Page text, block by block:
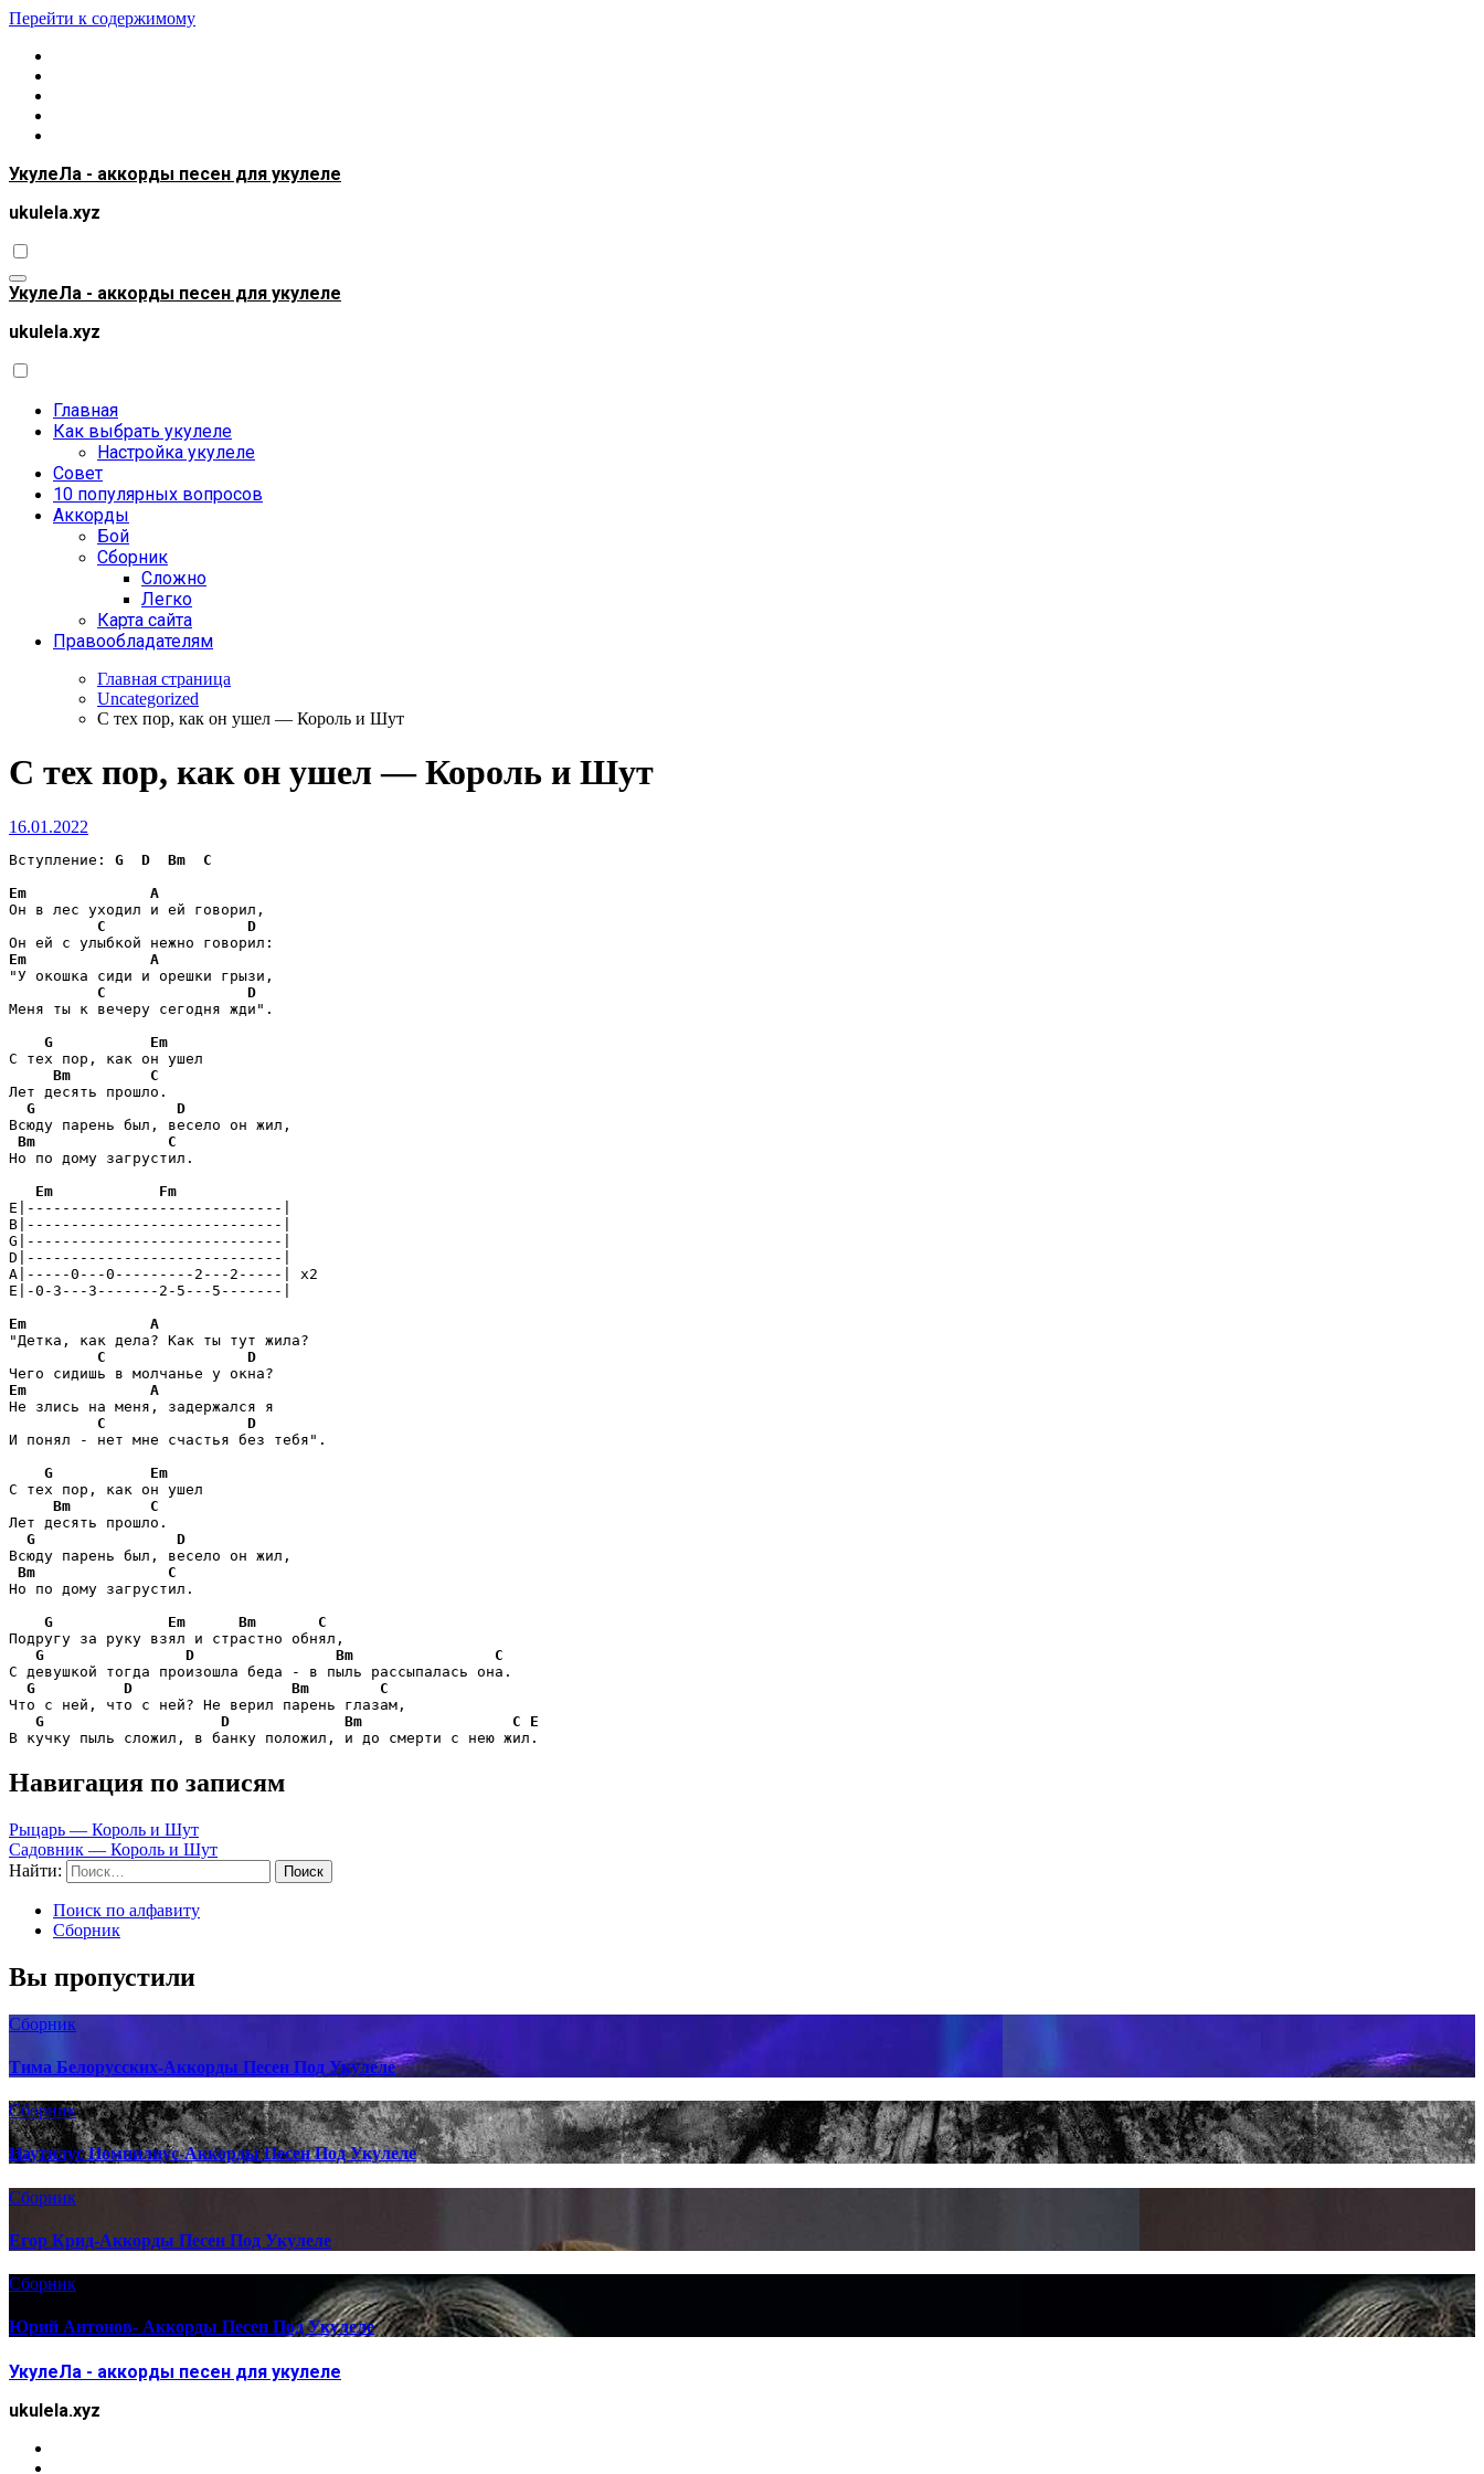
Перейти к содержимому
УкулеЛа - аккорды песен для укулеле
ukulela.xyz
УкулеЛа - аккорды песен для укулеле
ukulela.xyz
Главная
Как выбрать укулеле
Настройка укулеле
Совет
10 популярных вопросов
Аккорды
Бой
Сборник
Сложно
Легко
Карта сайта
Правообладателям
Главная страница
Uncategorized
С тех пор, как он ушел — Король и Шут
С тех пор, как он ушел — Король и Шут
16.01.2022
Вступление: G D Bm
C
Em
A
Он в лес уходил и ей говорил,
C
D
Em
A
"У окошка сиди и орешки грызи,
C
D
Меня ты к вечеру сегодня жди".
G
Em
С тех пор, как он ушел
Bm
C
Лет десять прошло.
G
D
Всюду парень был, весело он жил,
Bm
C
Но по дому загрустил.
Em
Fm
E|-----------------------------|
B|-----------------------------|
G|-----------------------------|
D|-----------------------------|
A|-----0---0---------2---2-----| x2
E|-0-3---3-------2-5---5-------|
Em
A
"Детка, как дела? Как ты тут жила?
C
D
Em
A
Не злись на меня, задержался я
C
D
И понял - нет мне счастья без тебя".
G
Em
С тех пор, как он ушел
Bm
C
Лет десять прошло.
G
D
Всюду парень был, весело он жил,
Bm
C
Но по дому загрустил.
G
Em Bm
C
Подругу за руку взял и страстно обнял,
G
D Bm
C
С девушкой тогда произошла беда - в пыль рассыпалась она.
G
D Bm
C
Что с ней, что с ней? Не верил парень глазам,
G
D Bm C
E
В кучку пыль сложил, в банку положил, и до смерти с нею жил.
Навигация по записям
Рыцарь — Король и Шут
Садовник — Король и Шут
Найти:
Поиск по алфавиту
Сборник
Вы пропустили
Сборник
Тима Белорусских-Аккорды Песен Под Укулеле
Сборник
Наутилус Помпилиус-Аккорды Песен Под Укулеле
Сборник
Егор Крид-Аккорды Песен Под Укулеле
Сборник
Юрий Антонов- Аккорды Песен Под Укулеле
УкулеЛа - аккорды песен для укулеле
ukulela.xyz